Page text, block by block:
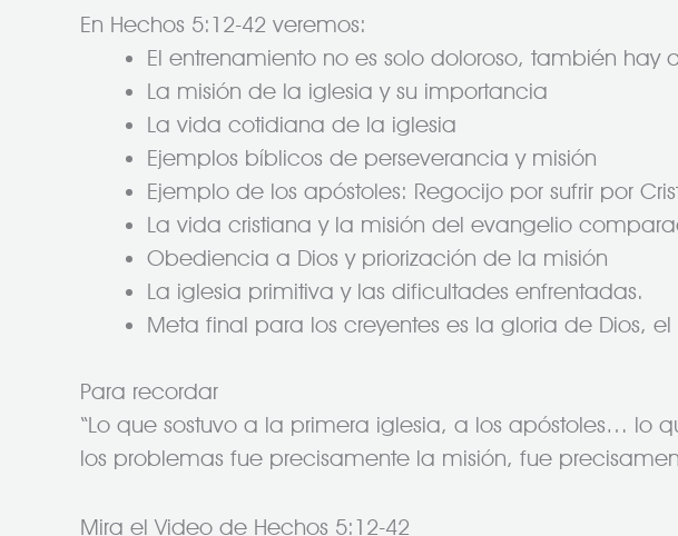
En Hechos 5:12-42 veremos:
El entrenamiento no es solo doloroso, también hay
La misión de la iglesia y su importancia
La vida cotidiana de la iglesia
Ejemplos bíblicos de perseverancia y misión
Ejemplo de los apóstoles: Regocijo por sufrir por
La vida cristiana y la misión del evangelio
Obediencia a Dios y priorización de la misión
La iglesia primitiva y las dificultades enfrentadas.
Meta final para los creyentes es la gloria de Dios,
Para recordar
“Lo que sostuvo a la primera iglesia, a los apóstoles… lo
los problemas fue precisamente la misión, fue
Mira el Video de Hechos 5:12-42